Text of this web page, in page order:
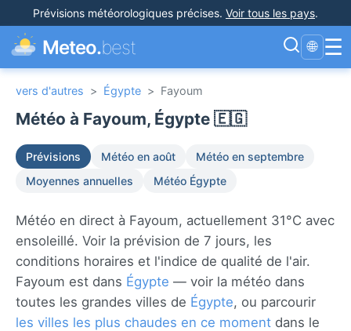
Prévisions météorologiques précises. Voir tous les pays.
Meteo.best 🌐 ☰
vers d'autres > Égypte > Fayoum
Météo à Fayoum, Égypte 🇪🇬
Prévisions Météo en août
Météo en septembre
Moyennes annuelles
Météo Égypte
Météo en direct à Fayoum, actuellement 31°C avec
ensoleillé. Voir la prévision de 7 jours, les
conditions horaires et l'indice de qualité de l'air.
Fayoum est dans Égypte — voir la météo dans
toutes les grandes villes de Égypte, ou parcourir
les villes les plus chaudes en ce moment dans le